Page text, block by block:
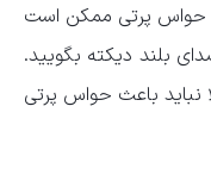
حواس پرتی ممکن است
بلند دیکته بگویید.
نباید باعث حواس پرتی